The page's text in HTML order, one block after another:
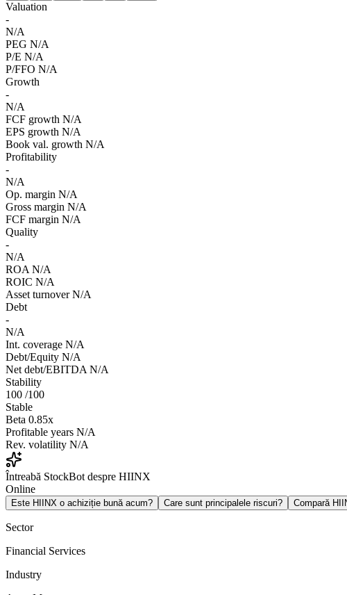
Valuation
-
N/A
PEG N/A
P/E N/A
P/FFO N/A
Growth
-
N/A
FCF growth N/A
EPS growth N/A
Book val. growth N/A
Profitability
-
N/A
Op. margin N/A
Gross margin N/A
FCF margin N/A
Quality
-
N/A
ROA N/A
ROIC N/A
Asset turnover N/A
Debt
-
N/A
Int. coverage N/A
Debt/Equity N/A
Net debt/EBITDA N/A
Stability
100 /100
Stable
Beta 0.85x
Profitable years N/A
Rev. volatility N/A
Întreabă StockBot despre HIINX
Online
Este HIINX o achiziție bună acum? Care sunt principalele riscuri? Compară
Sector
Financial Services
Industry